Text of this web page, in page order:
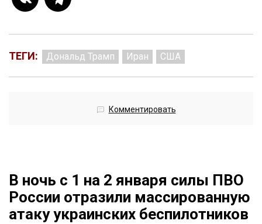
ТЕГИ: Дональд Трамп Иран США
Комментировать
В ночь с 1 на 2 января силы ПВО
России отразили массированную
атаку украинских беспилотников